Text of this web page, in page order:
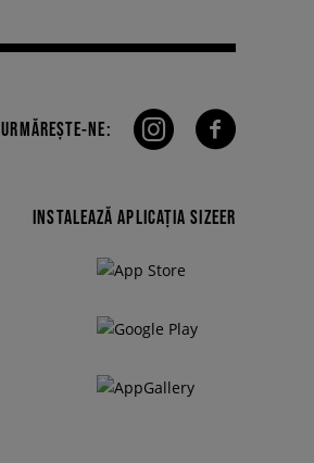
URMĂREȘTE-NE:
INSTALEAZĂ APLICAȚIA SIZEER